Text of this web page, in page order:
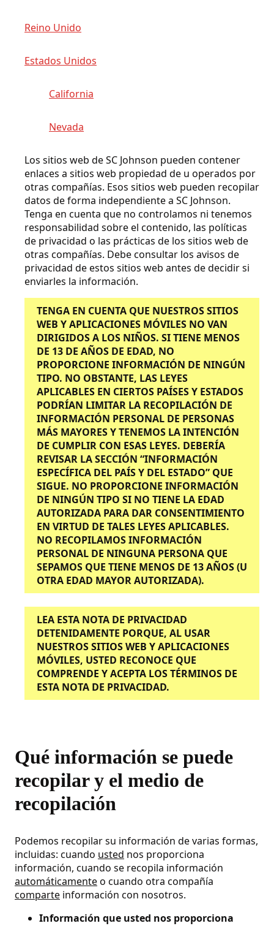
Reino Unido
Estados Unidos
California
Nevada
Los sitios web de SC Johnson pueden contener
enlaces a sitios web propiedad de u operados por
otras compañías. Esos sitios web pueden recopilar
datos de forma independiente a SC Johnson.
Tenga en cuenta que no controlamos ni tenemos
responsabilidad sobre el contenido, las políticas
de privacidad o las prácticas de los sitios web de
otras compañías. Debe consultar los avisos de
privacidad de estos sitios web antes de decidir si
enviarles la información.
TENGA EN CUENTA QUE NUESTROS SITIOS
WEB Y APLICACIONES MÓVILES NO VAN
DIRIGIDOS A LOS NIÑOS. SI TIENE MENOS
DE 13 DE AÑOS DE EDAD, NO
PROPORCIONE INFORMACIÓN DE NINGÚN
TIPO. NO OBSTANTE, LAS LEYES
APLICABLES EN CIERTOS PAÍSES Y ESTADOS
PODRÍAN LIMITAR LA RECOPILACIÓN DE
INFORMACIÓN PERSONAL DE PERSONAS
MÁS MAYORES Y TENEMOS LA INTENCIÓN
DE CUMPLIR CON ESAS LEYES. DEBERÍA
REVISAR LA SECCIÓN “INFORMACIÓN
ESPECÍFICA DEL PAÍS Y DEL ESTADO” QUE
SIGUE. NO PROPORCIONE INFORMACIÓN
DE NINGÚN TIPO SI NO TIENE LA EDAD
AUTORIZADA PARA DAR CONSENTIMIENTO
EN VIRTUD DE TALES LEYES APLICABLES.
NO RECOPILAMOS INFORMACIÓN
PERSONAL DE NINGUNA PERSONA QUE
SEPAMOS QUE TIENE MENOS DE 13 AÑOS (U
OTRA EDAD MAYOR AUTORIZADA).
LEA ESTA NOTA DE PRIVACIDAD
DETENIDAMENTE PORQUE, AL USAR
NUESTROS SITIOS WEB Y APLICACIONES
MÓVILES, USTED RECONOCE QUE
COMPRENDE Y ACEPTA LOS TÉRMINOS DE
ESTA NOTA DE PRIVACIDAD.
Qué información se puede
recopilar y el medio de
recopilación
Podemos recopilar su información de varias formas,
incluidas: cuando usted nos proporciona
información, cuando se recopila información
automáticamenteo cuando otra compañía
comparte información con nosotros.
Información que usted nos proporciona